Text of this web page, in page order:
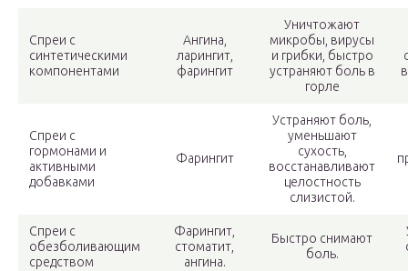
Спреи с
синтетическими
компонентами
Ангина,
ларингит,
фарингит
Уничтожают
микробы, вирусы
и грибки, быстро
устраняют боль в
горле
Спреи с
гормонами и
активными
добавками
Фарингит
Устраняют боль,
уменьшают
сухость,
восстанавливают
целостность
слизистой.
Спреи с
обезболивающим
средством
Фарингит,
стоматит,
ангина.
Быстро снимают
боль.